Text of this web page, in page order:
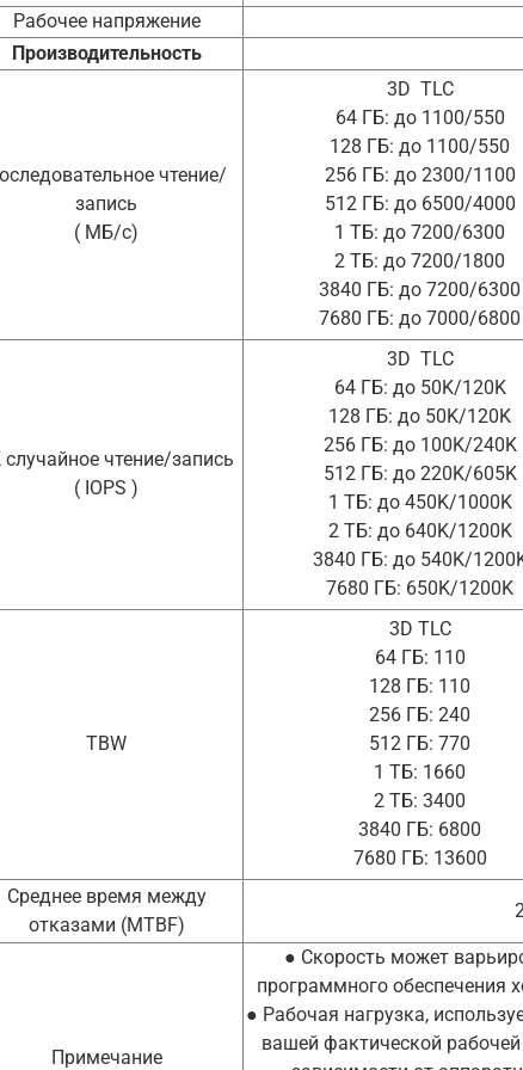
Рабочее напряжение
Производительность
чтение/
запись
( МБ/с)
3D TLC
64 ГБ: до 1100/550
128 ГБ: до 1100/550
256 ГБ: до 2300/1100
512 ГБ: до 6500/4000
1 ТБ: до 7200/6300
2 ТБ: до 7200/1800
3840 ГБ: до 7200/6300
7680 ГБ: до 7000/6800
случайное чтение/запись
( IOPS )
3D TLC
64 ГБ: до 50K/120K
128 ГБ: до 50K/120K
256 ГБ: до 100K/240K
512 ГБ: до 220K/605K
1 ТБ: до 450K/1000K
2 ТБ: до 640K/1200K
3840 ГБ: до 540K/
7680 ГБ: 650K/1200K
TBW
3D TLC
64 ГБ: 110
128 ГБ: 110
256 ГБ: 240
512 ГБ: 770
1 ТБ: 1660
2 ТБ: 3400
3840 ГБ: 6800
7680 ГБ: 13600
Среднее время между
отказами (MTBF)
Примечание
● Скорость может
программного обеспечения
● Рабочая нагрузка,
вашей фактической